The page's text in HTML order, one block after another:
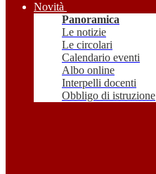
Novità
Panoramica
Le notizie
Le circolari
Calendario eventi
Albo online
Interpelli docenti
Obbligo di istruzione